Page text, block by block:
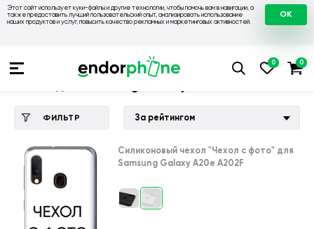
Этот сайт использует куки-файлы и другие технологии, чтобы помочь вам в навигации, а
также предоставить лучший пользовательский опыт, анализировать использование
наших продуктов и услуг, повысить качество рекламных и маркетинговых активностей.
OK
💙 Чехлы на Samsung 💛 Чехол для
ФИЛЬТР За рейтингом
Силиконовый чехол "Чехол с фото" для
Samsung Galaxy A20e A202F